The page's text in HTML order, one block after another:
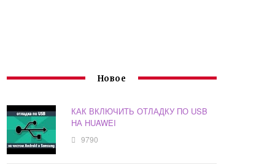
Новое
КАК ВКЛЮЧИТЬ ОТЛАДКУ ПО USB
НА HUAWEI
9790